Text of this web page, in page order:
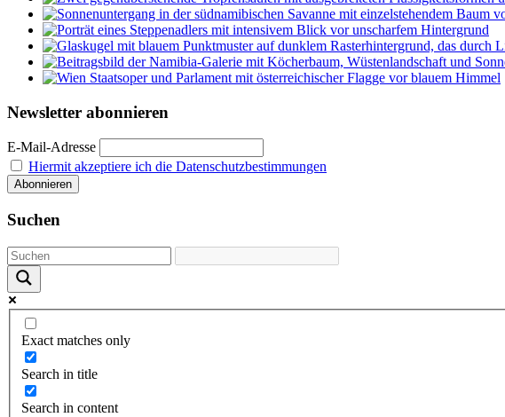
Newsletter abonnieren
E-Mail-Adresse
Hiermit akzeptiere ich die Datenschutzbestimmungen
Suchen
Exact matches only
Search in title
Search in content